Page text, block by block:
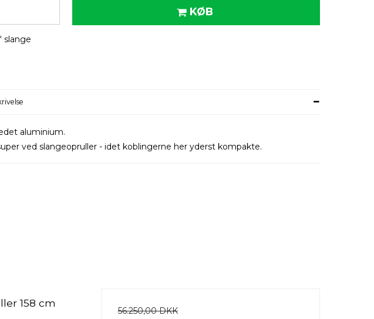
KØB
slange
aluminium.
ved slangeopruller - idet koblingerne her yderst kompakte.
158 cm
56.250,00 DKK